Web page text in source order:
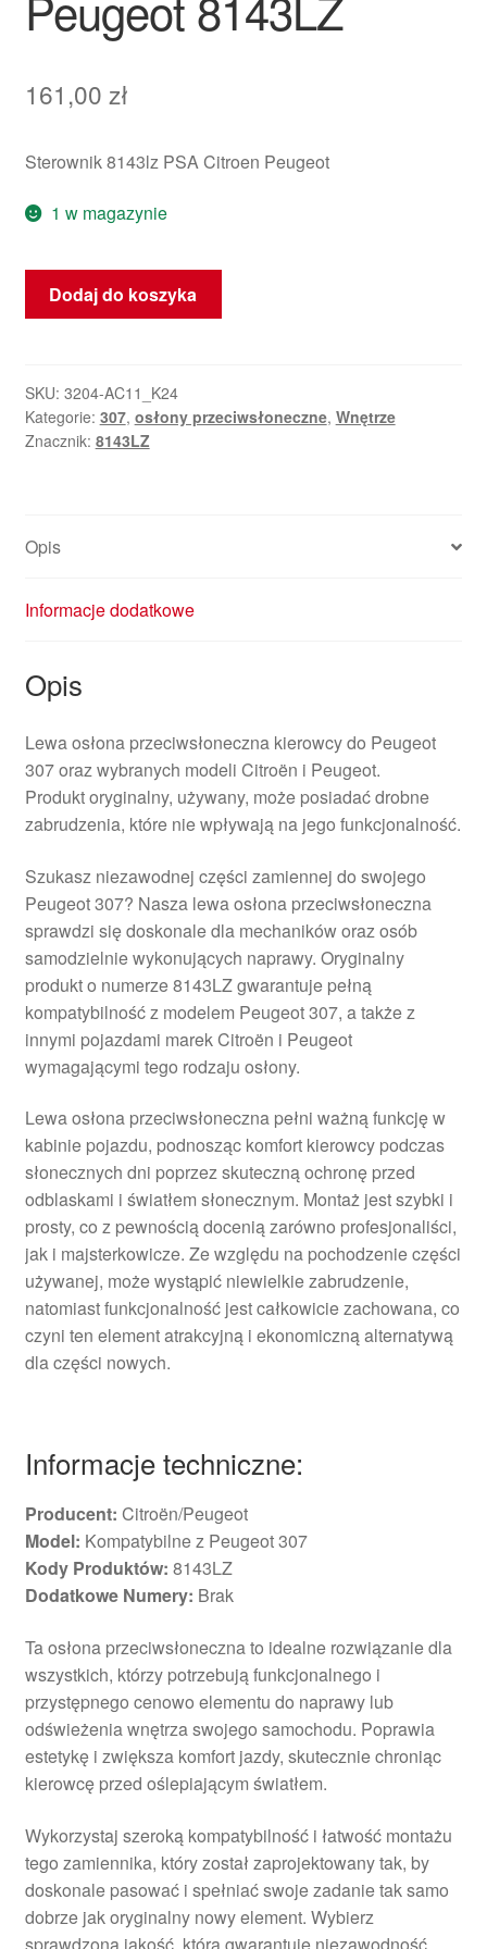
161,00 zł
Sterownik 8143lz PSA Citroen Peugeot
1 w magazynie
ilość
Osłona
Citroën
Peugeot
8143LZ
Dodaj do koszyka
SKU: 3204-AC11_K24
Kategorie: 307, osłony przeciwsłoneczne, Wnętrze
Znacznik: 8143LZ
Opis
Informacje dodatkowe
Opis
Lewa osłona przeciwsłoneczna kierowcy do Peugeot
307 oraz wybranych modeli Citroën i Peugeot.
Produkt oryginalny, używany, może posiadać drobne
zabrudzenia, które nie wpływają na jego funkcjonalność.
Szukasz niezawodnej części zamiennej do swojego
Peugeot 307? Nasza lewa osłona przeciwsłoneczna
sprawdzi się doskonale dla mechaników oraz osób
samodzielnie wykonujących naprawy. Oryginalny
produkt o numerze 8143LZ gwarantuje pełną
kompatybilność z modelem Peugeot 307, a także z
innymi pojazdami marek Citroën i Peugeot
wymagającymi tego rodzaju osłony.
Lewa osłona przeciwsłoneczna pełni ważną funkcję w
kabinie pojazdu, podnosząc komfort kierowcy podczas
słonecznych dni poprzez skuteczną ochronę przed
odblaskami i światłem słonecznym. Montaż jest szybki i
prosty, co z pewnością docenią zarówno profesjonaliści,
jak i majsterkowicze. Ze względu na pochodzenie części
używanej, może wystąpić niewielkie zabrudzenie,
natomiast funkcjonalność jest całkowicie zachowana, co
czyni ten element atrakcyjną i ekonomiczną alternatywą
dla części nowych.
Informacje techniczne:
Producent: Citroën/Peugeot
Model: Kompatybilne z Peugeot 307
Kody Produktów: 8143LZ
Dodatkowe Numery: Brak
Ta osłona przeciwsłoneczna to idealne rozwiązanie dla
wszystkich, którzy potrzebują funkcjonalnego i
przystępnego cenowo elementu do naprawy lub
odświeżenia wnętrza swojego samochodu. Poprawia
estetykę i zwiększa komfort jazdy, skutecznie chroniąc
kierowcę przed oślepiającym światłem.
Wykorzystaj szeroką kompatybilność i łatwość montażu
tego zamiennika, który został zaprojektowany tak, by
doskonale pasować i spełniać swoje zadanie tak samo
dobrze jak oryginalny nowy element. Wybierz
sprawdzoną jakość, która gwarantuje niezawodność